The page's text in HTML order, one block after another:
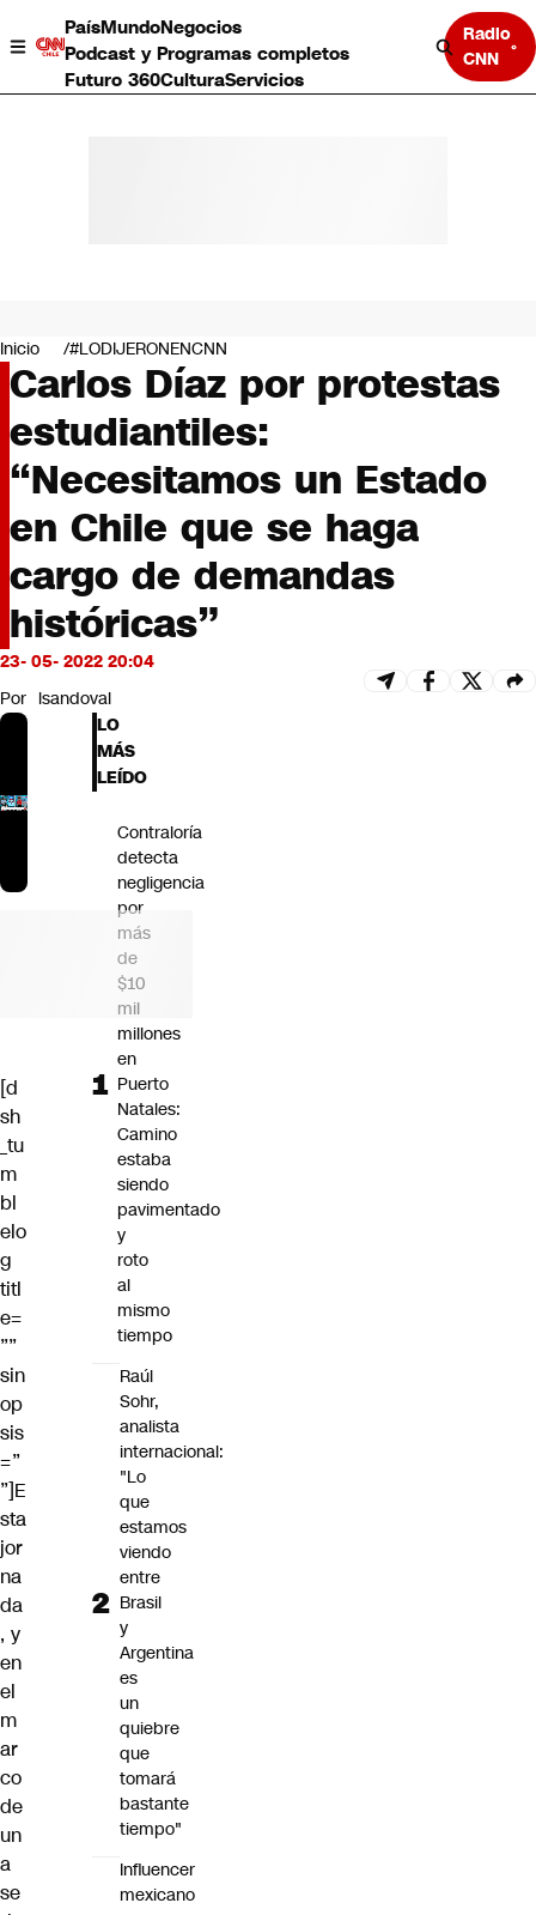
PaísMundoNegocios
Podcast y Programas completos
Futuro 360CulturaServicios
Radio
CNN
Negocios
Deportes
Programas completos
Cultura
Servicios
Bits
CNN tiempo
Opinión
Inicio #LODIJERONENCNN
Carlos Díaz por protestas
estudiantiles:
“Necesitamos un Estado
en Chile que se haga
cargo de demandas
históricas”
23- 05- 2022 20:04
Por lsandoval
[d
sh
_tu
m
bl
elo
g
titl
e=
””
sin
op
sis
=”
”]E
sta
jor
na
da
, y
en
el
m
ar
co
de
un
a
se
LO
MÁS
LEÍDO
Contraloría
detecta
negligencia
por
más
de
$10
mil
millones
en
Puerto
Natales:
Camino
estaba
siendo
pavimentado
y
roto
al
mismo
tiempo
Raúl
Sohr,
analista
internacional:
"Lo
que
estamos
viendo
entre
Brasil
y
Argentina
es
un
quiebre
que
tomará
bastante
tiempo"
Influencer
mexicano